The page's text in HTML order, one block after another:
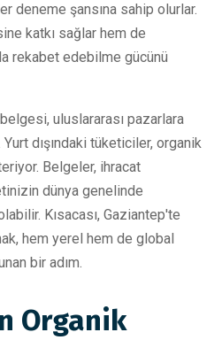
deneme şansına sahip olurlar.
katkı sağlar hem de
rekabet edebilme gücünü
uluslararası pazarlara
Yurt dışındaki tüketiciler, organik
Belgeler, ihracat
dünya genelinde
Kısacası, Gaziantep'te
hem yerel hem de global
bir adım.
Organik